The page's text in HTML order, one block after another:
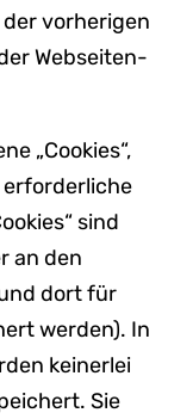
vorherigen
Webseiten-
„Cookies“,
erforderliche
sind
an den
dort für
werden). In
keinerlei
Sie